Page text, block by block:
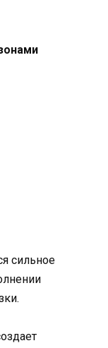
сильное